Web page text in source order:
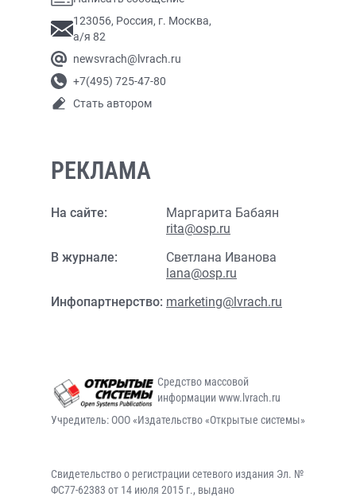
123056, Россия, г. Москва,
а/я 82
newsvrach@lvrach.ru
+7(495) 725-47-80
Стать автором
РЕКЛАМА
На сайте:
Маргарита Бабаян
rita@osp.ru
В журнале:
Светлана Иванова
lana@osp.ru
Инфопартнерство: marketing@lvrach.ru
Средство массовой
информации www.lvrach.ru
Учредитель: ООО «Издательство «Открытые системы»
Свидетельство о регистрации сетевого издания Эл. №
ФС77-62383 от 14 июля 2015 г., выдано